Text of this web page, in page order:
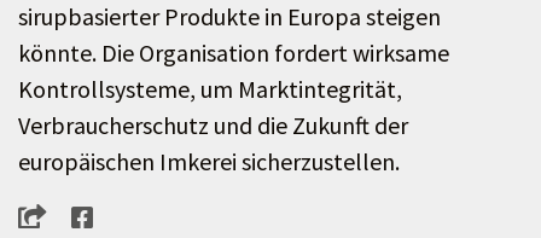
sirupbasierter Produkte in Europa steigen
könnte. Die Organisation fordert wirksame
Kontrollsysteme, um Marktintegrität,
Verbraucherschutz und die Zukunft der
europäischen Imkerei sicherzustellen.